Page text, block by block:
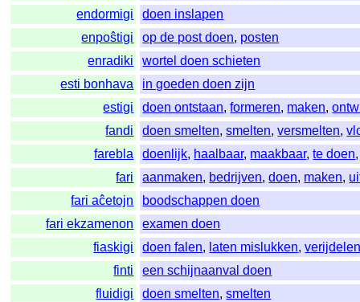
endormigi
doen inslapen
enpoŝtigi
op de post doen, posten
enradiki
wortel doen schieten
esti bonhava
in goeden doen zijn
estigi
doen ontstaan,formeren, maken,
fandi
doen smelten,smelten,versmelten,
farebla
doenlijk, haalbaar, maakbaar,te doen
fari
aanmaken, bedrijven,doen, maken,
fari aĉetojn
boodschappen doen
fari ekzamenon
examen doen
fiaskigi
doen falen, laten mislukken,
finti
een schijnaanval doen
fluidigi
doen smelten,smelten